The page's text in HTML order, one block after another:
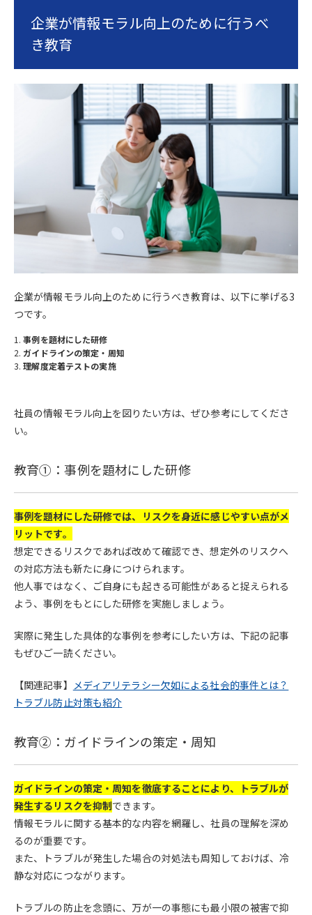
企業が情報モラル向上のために行うべ
き教育
企業が情報モラル向上のために行うべき教育は、以下に挙げる3
つです。
事例を題材にした研修
ガイドラインの策定・周知
理解度定着テストの実施
社員の情報モラル向上を図りたい方は、ぜひ参考にしてくださ
い。
教育①：事例を題材にした研修
事例を題材にした研修では、リスクを身近に感じやすい点がメ
リットです。
想定できるリスクであれば改めて確認でき、想定外のリスクへ
の対応方法も新たに身につけられます。
他人事ではなく、ご自身にも起きる可能性があると捉えられる
よう、事例をもとにした研修を実施しましょう。
実際に発生した具体的な事例を参考にしたい方は、下記の記事
もぜひご一読ください。
【関連記事】 メディアリテラシー欠如による社会的事件とは？
トラブル防止対策も紹介
教育②：ガイドラインの策定・周知
ガイドラインの策定・周知を徹底することにより、トラブルが
発生するリスクを抑制できます。
情報モラルに関する基本的な内容を網羅し、社員の理解を深め
るのが重要です。
また、トラブルが発生した場合の対処法も周知しておけば、冷
静な対応につながります。
トラブルの防止を念頭に、万が一の事態にも最小限の被害で抑